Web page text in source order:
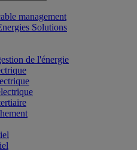
management
Solutions
de l'énergie